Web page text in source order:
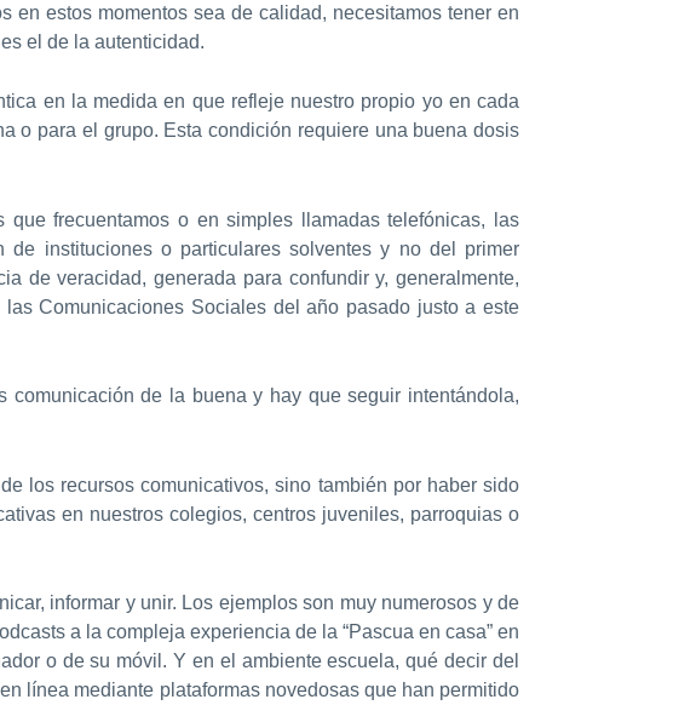
en estos momentos sea de calidad, necesitamos tener en
el de la autenticidad.
en la medida en que refleje nuestro propio yo en cada
o para el grupo. Esta condición requiere una buena dosis
frecuentamos o en simples llamadas telefónicas, las
instituciones o particulares solventes y no del primer
de veracidad, generada para confundir y, generalmente,
Comunicaciones Sociales del año pasado justo a este
de la buena y hay que seguir intentándola,
los recursos comunicativos, sino también por haber sido
en nuestros colegios, centros juveniles, parroquias o
informar y unir. Los ejemplos son muy numerosos y de
a la compleja experiencia de la “Pascua en casa” en
o de su móvil. Y en el ambiente escuela, qué decir del
línea mediante plataformas novedosas que han permitido